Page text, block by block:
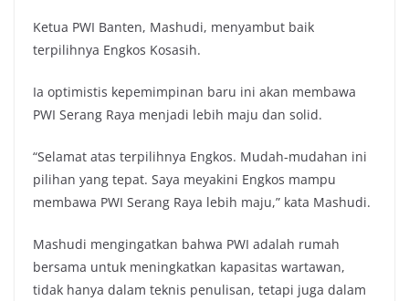
Ketua PWI Banten, Mashudi, menyambut baik
terpilihnya Engkos Kosasih.
Ia optimistis kepemimpinan baru ini akan membawa
PWI Serang Raya menjadi lebih maju dan solid.
“Selamat atas terpilihnya Engkos. Mudah-mudahan ini
pilihan yang tepat. Saya meyakini Engkos mampu
membawa PWI Serang Raya lebih maju,” kata Mashudi.
Mashudi mengingatkan bahwa PWI adalah rumah
bersama untuk meningkatkan kapasitas wartawan,
tidak hanya dalam teknis penulisan, tetapi juga dalam